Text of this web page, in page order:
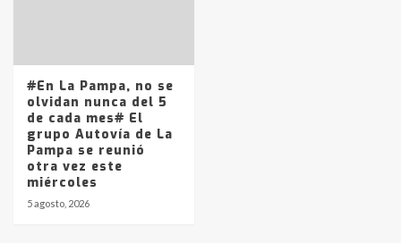
#En La Pampa, no se
olvidan nunca del 5
de cada mes# El
grupo Autovía de La
Pampa se reunió
otra vez este
miércoles
5 agosto, 2026